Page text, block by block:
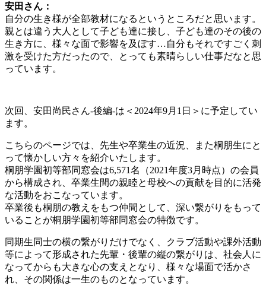
安田さん：
自分の生き様が全部教材になるというところだと思います。
親とは違う大人として子ども達に接し、子ども達のその後の
生き方に、様々な面で影響を及ぼす…自分もそれですごく刺
激を受けた方だったので、とっても素晴らしい仕事だなと思
っています。
次回、安田尚民さん-後編-は＜2024年9月1日＞に予定してい
ます。
こちらのページでは、先生や卒業生の近況、また桐朋生にと
って懐かしい方々を紹介いたします。
桐朋学園初等部同窓会は6,571名（2021年度3月時点）の会員
から構成され、卒業生間の親睦と母校への貢献を目的に活発
な活動をおこなっています。
卒業後も桐朋の教えをもつ仲間として、深い繋がりをもって
いることが桐朋学園初等部同窓会の特徴です。
同期生同士の横の繋がりだけでなく、クラブ活動や課外活動
等によって形成された先輩・後輩の縦の繋がりは、社会人に
なってからも大きな心の支えとなり、様々な場面で活かさ
れ、その関係は一生のものとなっています。